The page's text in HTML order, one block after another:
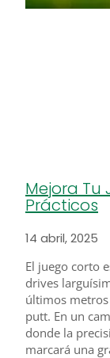
Mejora Tu
Prácticos
14 abril, 2025
El juego corto
drives
últimos
putt. En un
donde la
marcará una